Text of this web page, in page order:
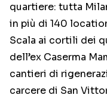
quartiere: tutta
in più di 140
Scala ai cortili dei
dell’ex Caserma
cantieri di
carcere di San